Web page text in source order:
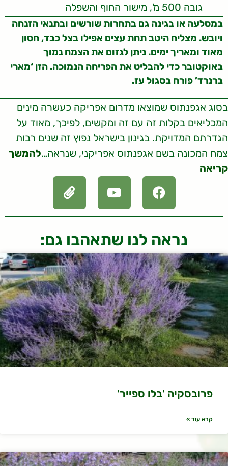
גובה 500 מ', מישור החוף והשפלה
במסלעה או בגינה גם בתחרות שורשים ובתנאי הזנחה
ויובש. מצליח היטב תחת עצים אפילו בצל כבד, חסון
מאוד ומאריך ימים. ניתן לגזום את הצמח נמוך
באוקטובר כדי להבליט את הפריחה הנמוכה. הזן ‘מארי
ברנרד’ פורח בסגול עז.
בסוג אגפנתוס שמוצאו מדרום אפריקה כעשרה מינים
המכליאים בקלות זה עם זה ומקשים, לפיכך, מאוד על
הגדרתם המדויקת. בגינון בישראל נפוץ זה שנים רבות
צמח המכונה בשם אגפנתוס אפריקני, שנראה…להמשך
קריאה
נראה לנו שתאהבו גם:
פרובסקיה 'בלו ספייר'
קרא עוד »